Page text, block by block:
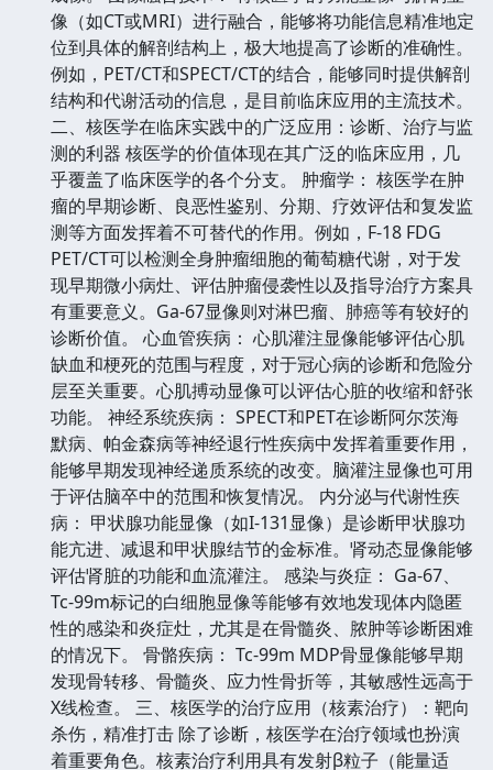
像（如CT或MRI）进行融合，能够将功能信息精准地定
位到具体的解剖结构上，极大地提高了诊断的准确性。
例如，PET/CT和SPECT/CT的结合，能够同时提供解剖
结构和代谢活动的信息，是目前临床应用的主流技术。
二、核医学在临床实践中的广泛应用：诊断、治疗与监
测的利器 核医学的价值体现在其广泛的临床应用，几
乎覆盖了临床医学的各个分支。 肿瘤学： 核医学在肿
瘤的早期诊断、良恶性鉴别、分期、疗效评估和复发监
测等方面发挥着不可替代的作用。例如，F-18 FDG
PET/CT可以检测全身肿瘤细胞的葡萄糖代谢，对于发
现早期微小病灶、评估肿瘤侵袭性以及指导治疗方案具
有重要意义。Ga-67显像则对淋巴瘤、肺癌等有较好的
诊断价值。 心血管疾病： 心肌灌注显像能够评估心肌
缺血和梗死的范围与程度，对于冠心病的诊断和危险分
层至关重要。心肌搏动显像可以评估心脏的收缩和舒张
功能。 神经系统疾病： SPECT和PET在诊断阿尔茨海
默病、帕金森病等神经退行性疾病中发挥着重要作用，
能够早期发现神经递质系统的改变。脑灌注显像也可用
于评估脑卒中的范围和恢复情况。 内分泌与代谢性疾
病： 甲状腺功能显像（如I-131显像）是诊断甲状腺功
能亢进、减退和甲状腺结节的金标准。肾动态显像能够
评估肾脏的功能和血流灌注。 感染与炎症： Ga-67、
Tc-99m标记的白细胞显像等能够有效地发现体内隐匿
性的感染和炎症灶，尤其是在骨髓炎、脓肿等诊断困难
的情况下。 骨骼疾病： Tc-99m MDP骨显像能够早期
发现骨转移、骨髓炎、应力性骨折等，其敏感性远高于
X线检查。 三、核医学的治疗应用（核素治疗）：靶向
杀伤，精准打击 除了诊断，核医学在治疗领域也扮演
着重要角色。核素治疗利用具有发射β粒子（能量适